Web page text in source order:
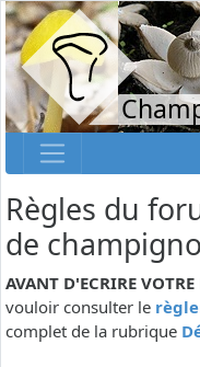
Règles du
de
AVANT D'ECRIRE VOTRE
vouloir consulter le
complet de la rubrique